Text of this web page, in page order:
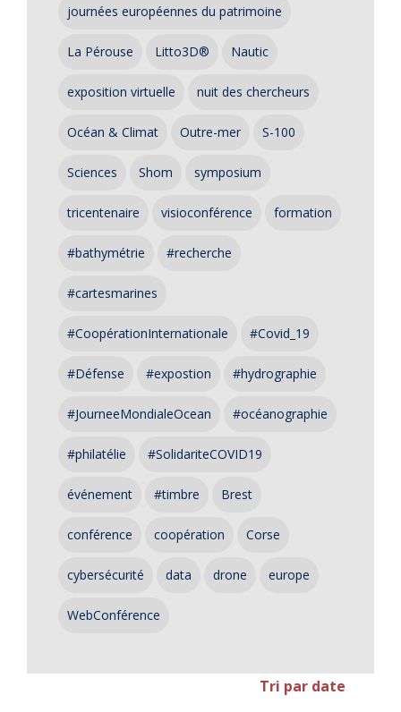
journées européennes du patrimoine
La Pérouse Litto3D® Nautic
exposition virtuelle nuit des chercheurs
Océan & Climat Outre-mer S-100
Sciences Shom symposium
tricentenaire visioconférence formation
#bathymétrie #recherche
#cartesmarines
#CoopérationInternationale #Covid_19
#Défense #expostion #hydrographie
#JourneeMondialeOcean #océanographie
#philatélie #SolidariteCOVID19
événement #timbre Brest
conférence coopération Corse
cybersécurité data drone europe
WebConférence
Tri par date